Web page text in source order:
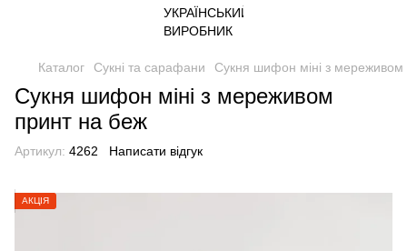
Каталог Сукні та сарафани Сукня шифон міні з
Сукня шифон міні з мереживом
принт на беж
Артикул: 4262 Написати відгук
АКЦІЯ